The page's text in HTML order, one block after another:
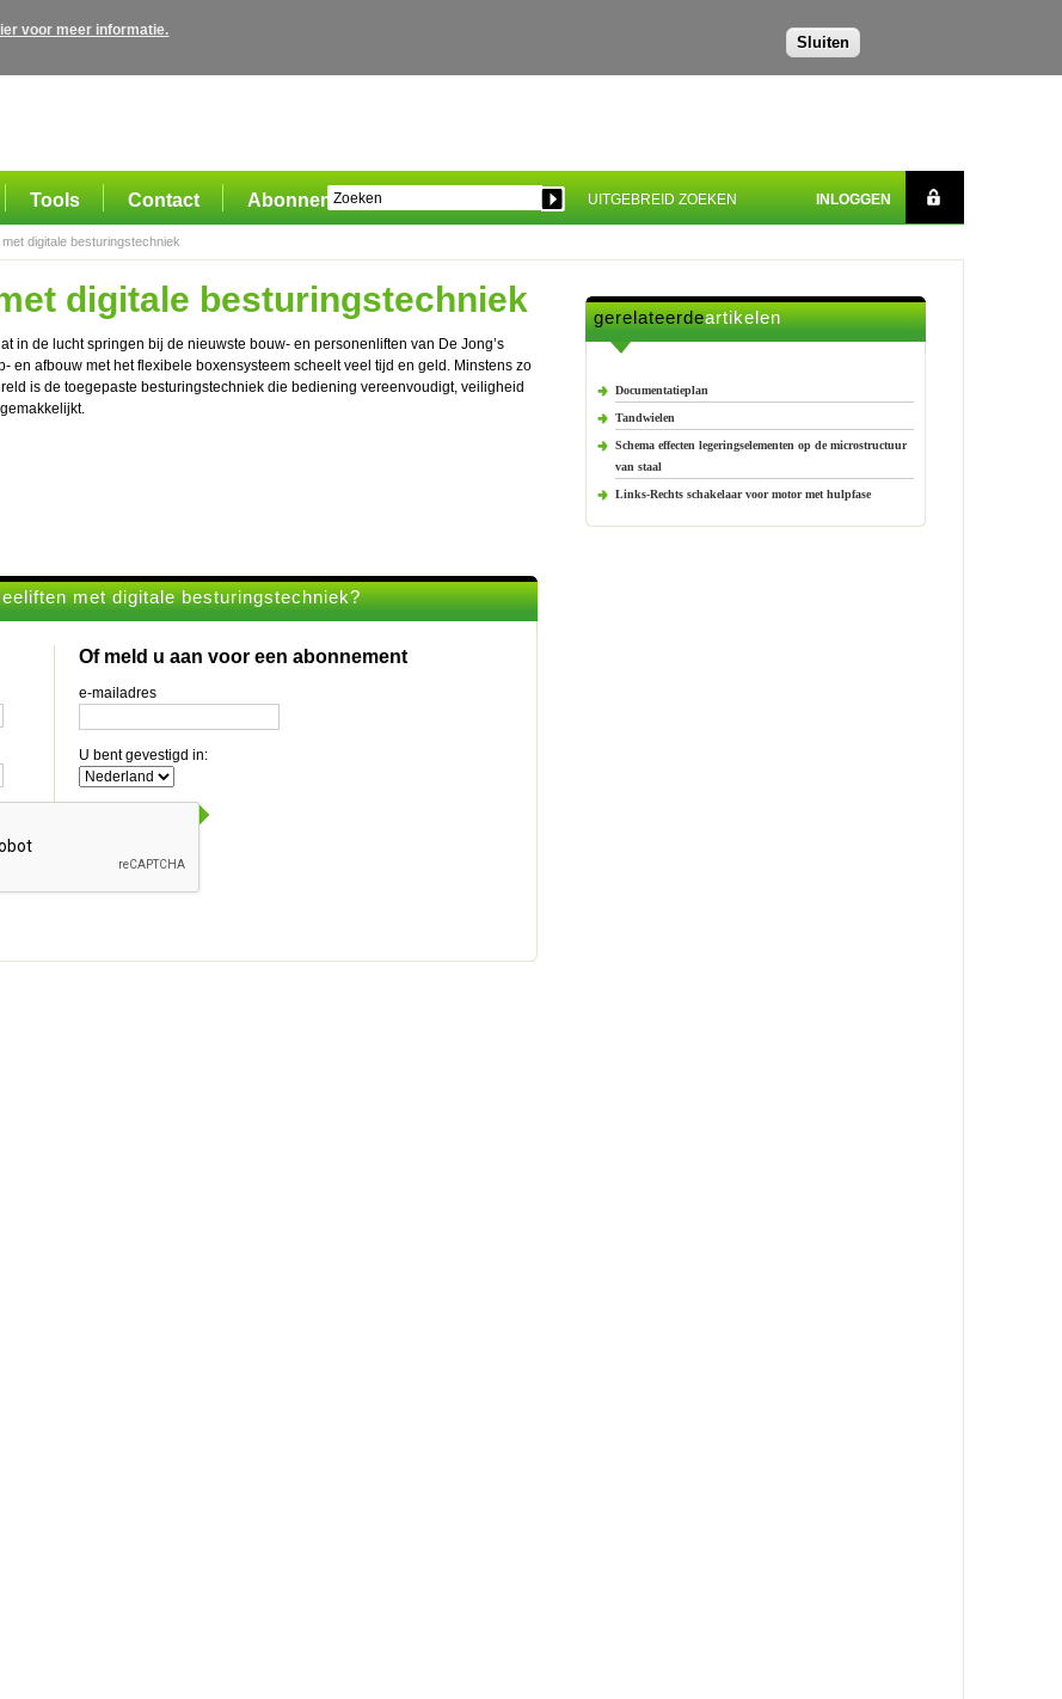
voor meer informatie.
Sluiten
Tools Contact Abonnement INLOGGEN
UITGEBREID ZOEKEN
met digitale besturingstechniek
digitale besturingstechniek
in de lucht springen bij de nieuwste bouw- en personenliften van De Jong’s
en afbouw met het flexibele boxensysteem scheelt veel tijd en geld. Minstens zo
is de toegepaste besturingstechniek die bediening vereenvoudigt, veiligheid
gerelateerdeartikelen
Documentatieplan
Tandwielen
Schema effecten legeringselementen op de microstructuur
van staal
Links-Rechts schakelaar voor motor met hulpfase
met digitale besturingstechniek?
Of meld u aan voor een abonnement
e-mailadres
U bent gevestigd in: